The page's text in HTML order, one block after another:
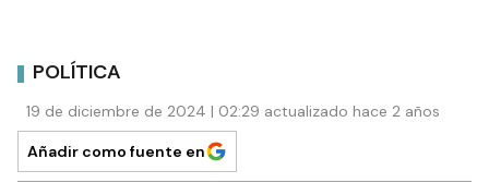
POLÍTICA
19 de diciembre de 2024 | 02:29 actualizado hace 2 años
Añadir como fuente en